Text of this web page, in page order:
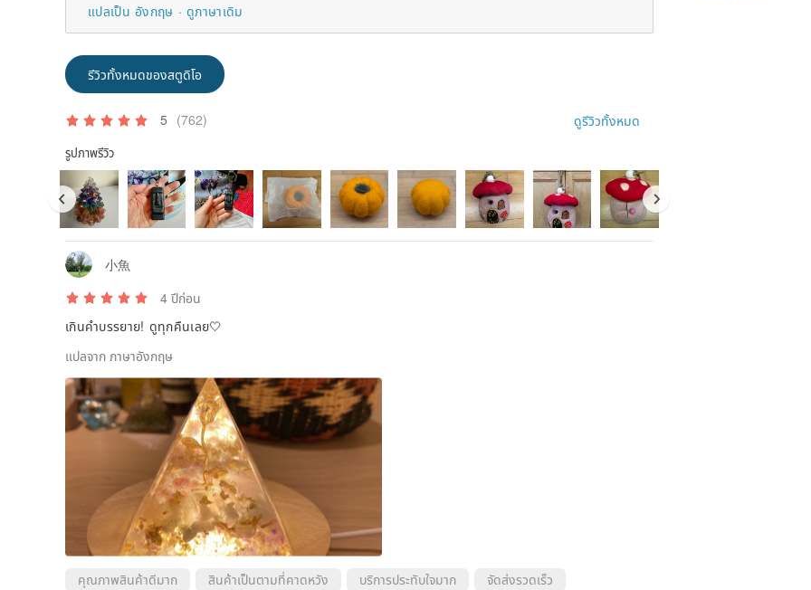
แปลเป็น อังกฤษ
ดูภาษาเดิม
รีวิวทั้งหมดของสตูดิโอ
5 (762) ดูรีวิวทั้งหมด
รูปภาพรีวิว
小魚
4 ปีก่อน
เกินคำบรรยาย! ดูทุกคืนเลย🤍
แปลจาก ภาษาอังกฤษ
คุณภาพสินค้าดีมาก สินค้าเป็นตามที่คาดหวัง บริการประทับใจมาก จัดส่งรวดเร็ว